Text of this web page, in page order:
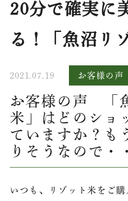
20分で確実に
る！「魚沼リ
2021.07.19 お客様の声
お客様の声 「
米」はどのショ
ていますか？も
りそうなので・
いつも、リゾット米をご